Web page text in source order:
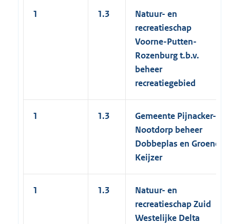
1 1.3
Natuur- en
recreatieschap
Voorne-Putten-
Rozenburg t.b.v.
beheer
recreatiegebied
1 1.3
Gemeente Pijnacker-
Nootdorp beheer
Dobbeplas en Groene
Keijzer
1 1.3
Natuur- en
recreatieschap Zuid
Westelijke Delta